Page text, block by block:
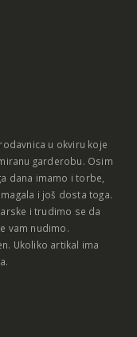
u okviru koje
garderobu. Osim
dana imamo i torbe,
i još dosta toga.
i trudimo se da
vam nudimo.
Ukoliko artikal ima